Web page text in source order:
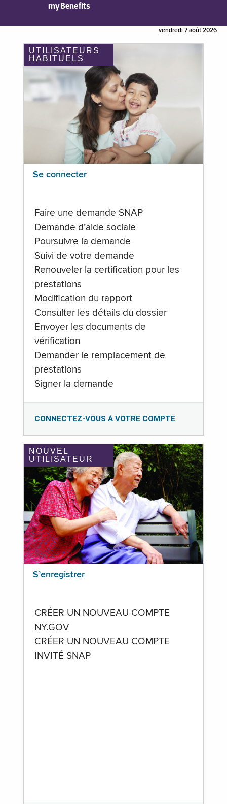
myBenefits
vendredi 7 août 2026
UTILISATEURS
HABITUELS
Se connecter
Faire une demande SNAP
Demande d’aide sociale
Poursuivre la demande
Suivi de votre demande
Renouveler la certification pour les
prestations
Modification du rapport
Consulter les détails du dossier
Envoyer les documents de
vérification
Demander le remplacement de
prestations
Signer la demande
CONNECTEZ-VOUS À VOTRE COMPTE
NOUVEL
UTILISATEUR
S’enregistrer
CRÉER UN NOUVEAU COMPTE
NY.GOV
CRÉER UN NOUVEAU COMPTE
INVITÉ SNAP